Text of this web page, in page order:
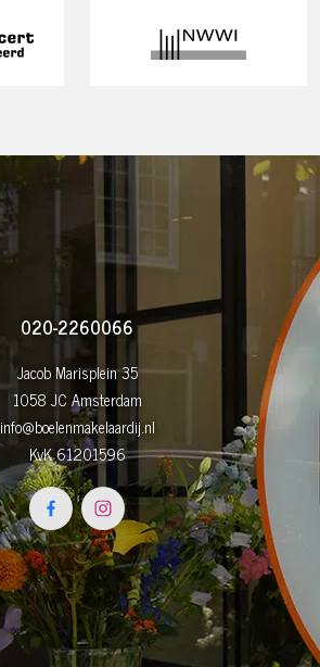
020-2260066
Jacob Marisplein 35
1058 JC Amsterdam
info@boelenmakelaardij.nl
KvK 61201596